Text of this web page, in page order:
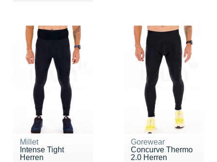
Millet
Intense Tight
Herren
Gorewear
Concurve Thermo
2.0 Herren